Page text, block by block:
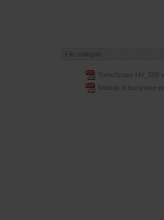
File collegati
TomoScope HV_500 +
Modulo di iscrizione-